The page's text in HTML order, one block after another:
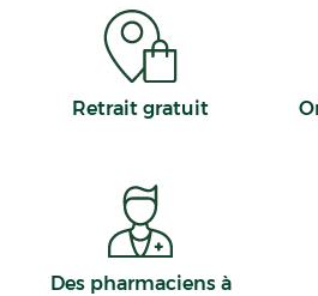
Retrait gratuit
Des pharmaciens à